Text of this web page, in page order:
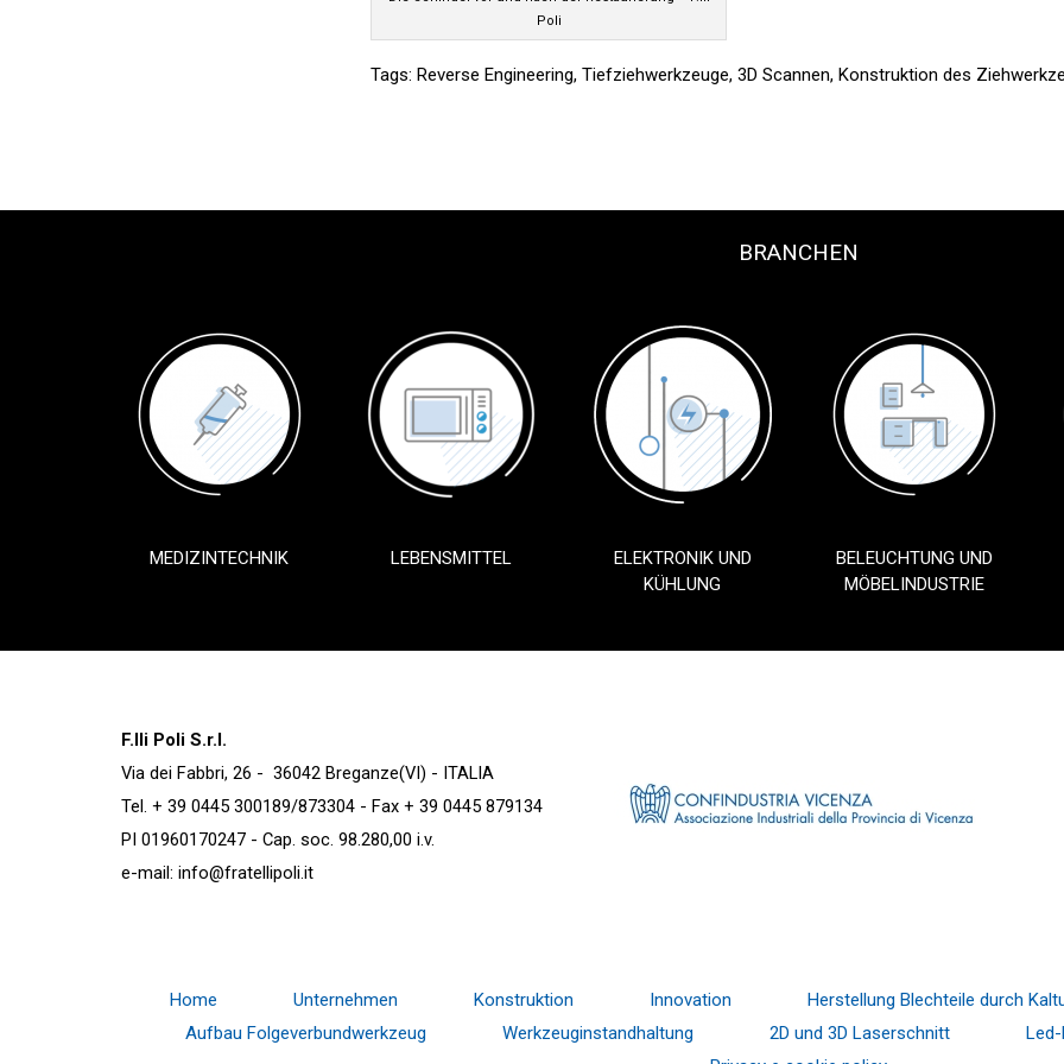
Poli
Tags: Reverse Engineering, Tiefziehwerkzeuge, 3D Scannen, Konstruktion des
BRANCHEN
MEDIZINTECHNIK LEBENSMITTEL
ELEKTRONIK UND
KÜHLUNG
BELEUCHTUNG UND
MÖBELINDUSTRIE
F.lli Poli S.r.l.
Via dei Fabbri, 26 - 36042 Breganze(VI) - ITALIA
Tel. + 39 0445 300189/873304 - Fax + 39 0445 879134
PI 01960170247 - Cap. soc. 98.280,00 i.v.
e-mail: info@fratellipoli.it
Home Unternehmen Konstruktion Innovation
Herstellung Blechteile durch
Aufbau Folgeverbundwerkzeug
Werkzeuginstandhaltung 2D und 3D Laserschnitt